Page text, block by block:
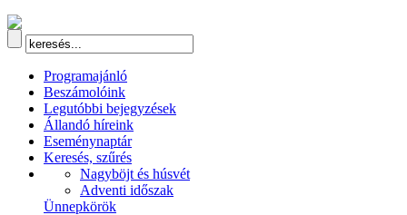
Programajánló
Beszámolóink
Legutóbbi bejegyzések
Állandó híreink
Eseménynaptár
Keresés, szűrés
Nagyböjt és húsvét
Adventi időszak
Ünnepkörök